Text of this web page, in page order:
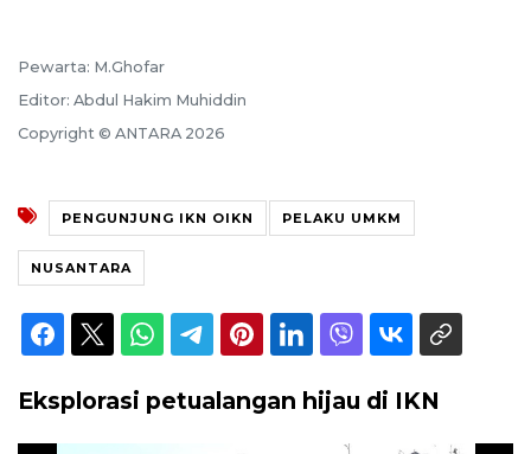
Pewarta: M.Ghofar
Editor: Abdul Hakim Muhiddin
Copyright © ANTARA 2026
PENGUNJUNG IKN OIKN PELAKU UMKM
NUSANTARA
Eksplorasi petualangan hijau di IKN